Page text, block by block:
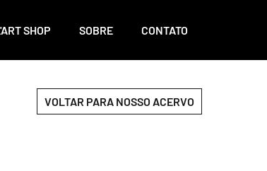
SHOP SOBRE CONTATO
VOLTAR PARA NOSSO ACERVO